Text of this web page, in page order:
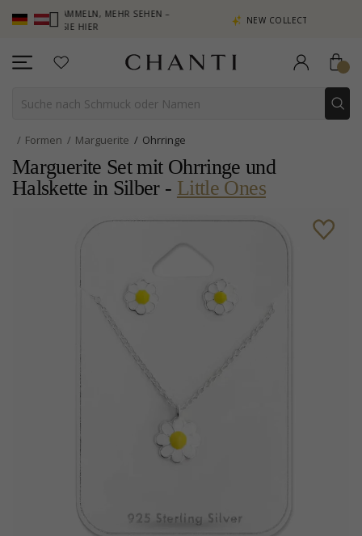
SAMMELN, MEHR SEHEN –
SIE HIER
NEW COLLECTION | AURA
Formen Marguerite Ohrringe
Marguerite Set mit Ohrringe und
Halskette in Silber - Little Ones